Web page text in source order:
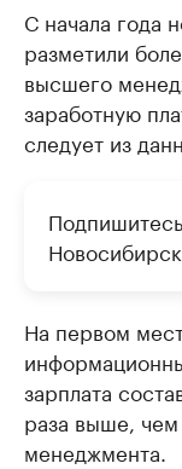
С начала года
разметили
высшего
заработную
следует из
Новосибирск
На первом
зарплата
раза выше,
менеджмента.